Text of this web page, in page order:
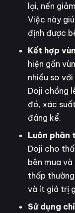
lại, nến
Việc này
định được
Kết hợp
hiện gần
nhiều so
Doji chồng
đó, xác
đáng kể.
Luôn phân
Doji cho
bên mua
thấp
và ít giá trị
Sử dụng